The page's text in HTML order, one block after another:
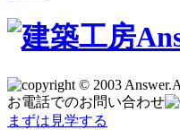
お電話でのお問い合わせ
まずは見学する